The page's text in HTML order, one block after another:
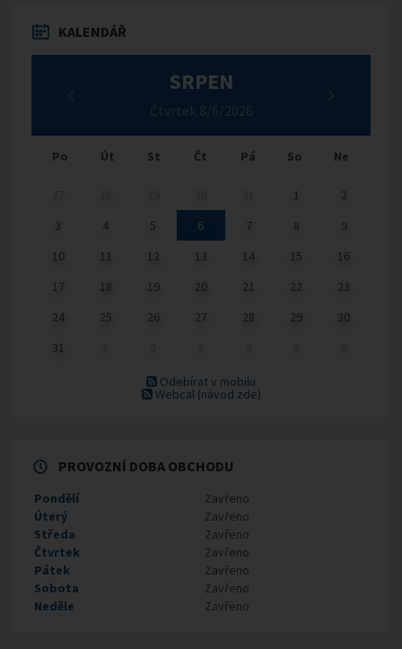
KALENDÁŘ
SRPEN
Čtvrtek 8/6/2026
Po Út St Čt Pá So Ne
1
2
3
4 5 6 7 8
9
10
11 12 13 14 15
16
17
18 19 20 21 22
23
24
25 26 27 28 29
30
31
Odebírat v mobilu
Webcal (návod zde)
PROVOZNÍ DOBA OBCHODU
Pondělí
Zavřeno
Úterý
Zavřeno
Středa
Zavřeno
Čtvrtek
Zavřeno
Pátek
Zavřeno
Sobota
Zavřeno
Neděle
Zavřeno